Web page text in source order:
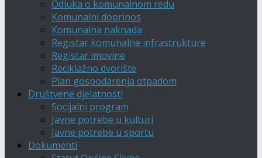
Odluka o komunalnom redu
Komunalni doprinos
Komunalna naknada
Registar komunalne infrastrukture
Registar imovine
Reciklažno dvorište
Plan gospodarenja otpadom
Društvene djelatnosti
Socijalni program
Javne potrebe u kulturi
Javne potrebe u sportu
Dokumenti